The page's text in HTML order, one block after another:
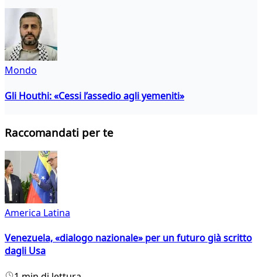
Mondo
Gli Houthi: «Cessi l’assedio agli yemeniti»
Raccomandati per te
America Latina
Venezuela, «dialogo nazionale» per un futuro già scritto
dagli Usa